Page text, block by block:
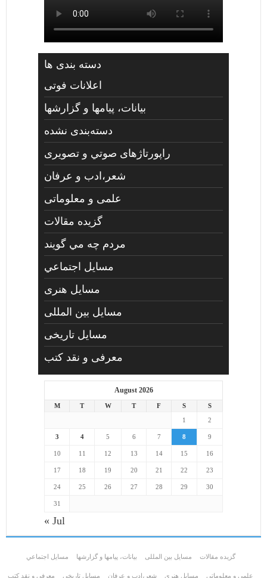
دسته بندی ها
اعلانات فوتی
بیانات، پیامها و گزارشها
دسته‌بندی نشده
راپورتاژهای صوتي و تصويری
شعر،ادب و عرفان
علمی و معلوماتی
گزیده مقالات
مردم چه مي گويند
مسايل اجتماعي
مسايل هنری
مسایل بین المللی
مسایل تاریخی
معرفی و نقد کتب
August 2026
M T W T F S
S
1
2
3 4 5 6 7 8 9
10 11 12 13 14 15 16
17 18 19 20 21 22 23
24 25 26 27 28 29 30
31
« Jul
گزیده مقالات مسایل بین المللی بیانات، پیامها و گزارشها مسايل اجتماعي
علمی و معلوماتی مسايل هنری شعر،ادب و عرفان مسایل تاریخی معرفی و نقد کتب